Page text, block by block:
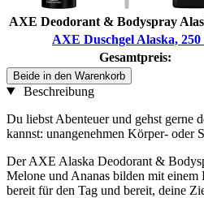
AXE Deodorant & Bodyspray
AXE Duschgel Alaska, 250
Gesamtpreis:
Beide in den Warenkorb
Beschreibung
Du liebst Abenteuer und gehst gerne
kannst: unangenehmen Körper- oder
Der AXE Alaska Deodorant &
Melone und Ananas bilden mit
bereit für den Tag und bereit, deine